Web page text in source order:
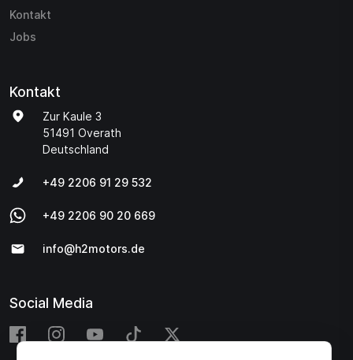
Kontakt
Jobs
Kontakt
Zur Kaule 3
51491 Overath
Deutschland
+49 2206 91 29 532
+49 2206 90 20 669
info@h2motors.de
Social Media